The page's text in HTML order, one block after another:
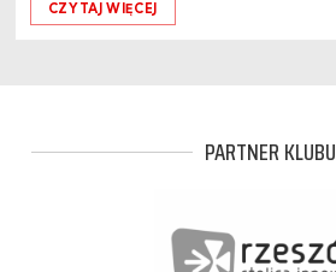
CZYTAJ WIĘCEJ
PARTNER KLUBU